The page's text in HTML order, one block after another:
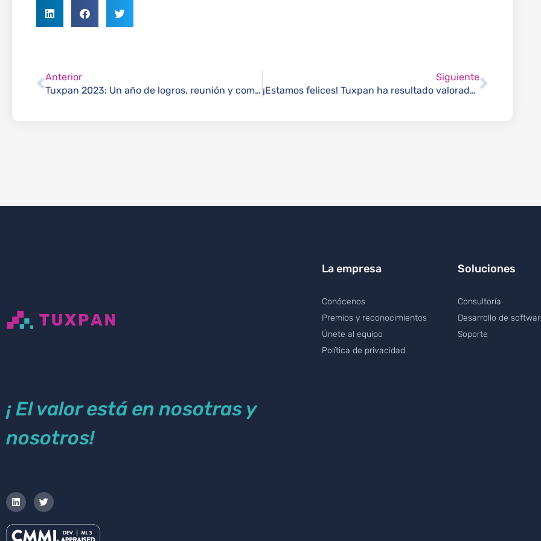
Anterior
Tuxpan 2023: Un año de logros, reunión y compromiso
Siguiente
¡Estamos felices! Tuxpan ha resultado valorada una vez más en Nivel 3 de CMMI
¡ El valor está en nosotras y
nosotros!
La empresa
Conócenos
Premios y reconocimientos
Únete al equipo
Política de privacidad
Soluciones
Consultoría
Desarrollo de
Soporte